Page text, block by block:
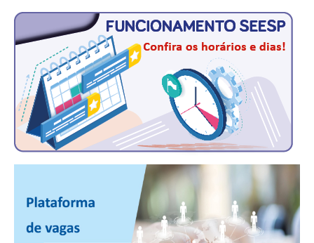
SEESP NOTÍCIAS
NOTÍCIAS NO WHATSAPP
FOTOS
PUBLICAÇÕES
PUBLICIDADE
MANUAL DE REDAÇÃO
CONTATO